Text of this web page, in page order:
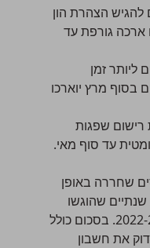
להגיש הצהרת הון
2026, יש לכם ארכה גורפת עד
בסוף מרץ יוארכו
רישום שפגות
עד סוף מאי.
שחררה באופן
שנתיים שהוגשו
למס הכנסה לשנות המס 2022-2024. בסכום כולל
לבדוק את חשבון